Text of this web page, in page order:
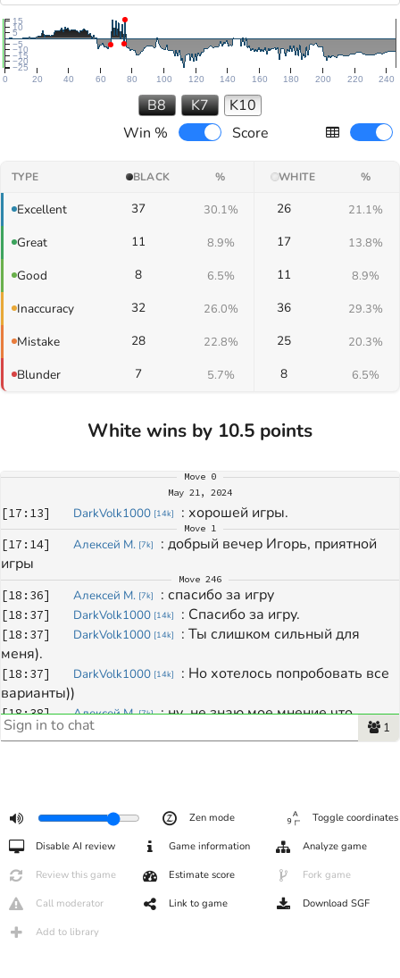
0 20 40 60 80 100 120 140 160 180 200 220 240
−25
−20
−15
−10
−5
5
10
15
B8 K7
K10
Win %
Score
TYPE BLACK % WHITE %
Excellent 37 30.1% 26 21.1%
Great 11 8.9% 17 13.8%
Good 8 6.5% 11 8.9%
Inaccuracy 32 26.0% 36 29.3%
Mistake 28 22.8% 25 20.3%
Blunder 7 5.7% 8 6.5%
White wins by 10.5 points
Move 0
May 21, 2024
[17:13] DarkVolk1000 [14k] : хорошей игры.
Move 1
[17:14] Алексей М. [7k] : добрый вечер Игорь, приятной
игры
Move 246
[18:36] Алексей М. [7k] : спасибо за игру
[18:37] DarkVolk1000 [14k] : Спасибо за игру.
[18:37] DarkVolk1000 [14k] : Ты слишком сильный для
меня).
[18:37] DarkVolk1000 [14k] : Но хотелось попробовать все
варианты))
[18:38] Алексей М. [7k] : ну  не знаю мое мнение что
играли на равных, было очень не легко
1
Zen mode Toggle coordinates
Disable AI review Game information Analyze game
Review this game Estimate score Fork game
Call moderator Link to game Download SGF
Add to library